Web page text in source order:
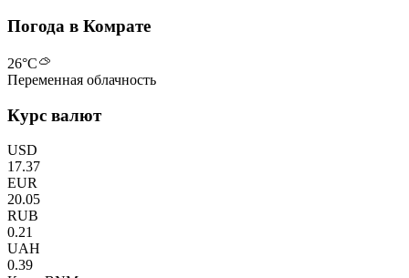
Погода в Комрате
26°C
Переменная облачность
Курс валют
USD
17.37
EUR
20.05
RUB
0.21
UAH
0.39